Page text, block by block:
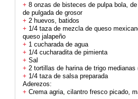
+ 8 onzas de bisteces de pulpa bola,
de pulgada de grosor
+ 2 huevos, batidos
+ 1/4 taza de mezcla de queso
queso jalapeño
+ 1 cucharada de agua
+ 1/4 cucharadita de pimienta
+ Sal
+ 2 tortillas de harina de trigo
+ 1/4 taza de salsa preparada
Aderezos:
+ Crema agria, cilantro fresco picado,